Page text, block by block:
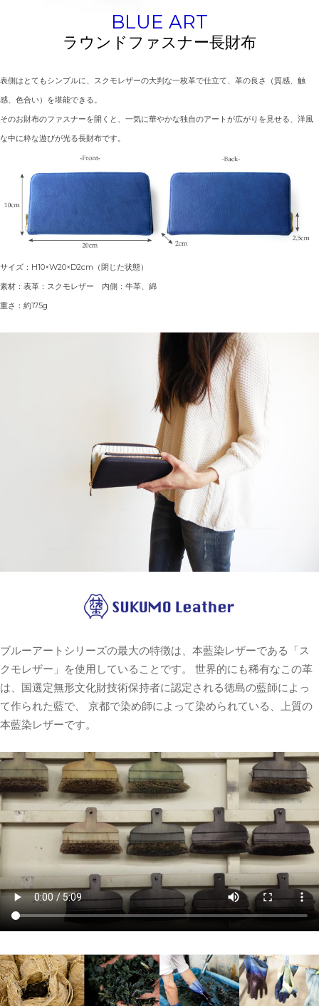
BLUE ART
ラウンドファスナー長財布
表側はとてもシンプルに、スクモレザーの大判な一枚革で仕立て、革の良さ（質感、触
感、色合い）を堪能できる。
そのお財布のファスナーを開くと、一気に華やかな独自のアートが広がりを見せる、洋風
な中に粋な遊びが光る長財布です。
サイズ：H10×W20×D2cm（閉じた状態）
素材：表革：スクモレザー 内側：牛革、綿
重さ：約175g
ブルーアートシリーズの最大の特徴は、本藍染レザーである「ス
クモレザー」を使用していることです。 世界的にも稀有なこの革
は、国選定無形文化財技術保持者に認定される徳島の藍師によっ
て作られた藍で、 京都で染め師によって染められている、上質の
本藍染レザーです。